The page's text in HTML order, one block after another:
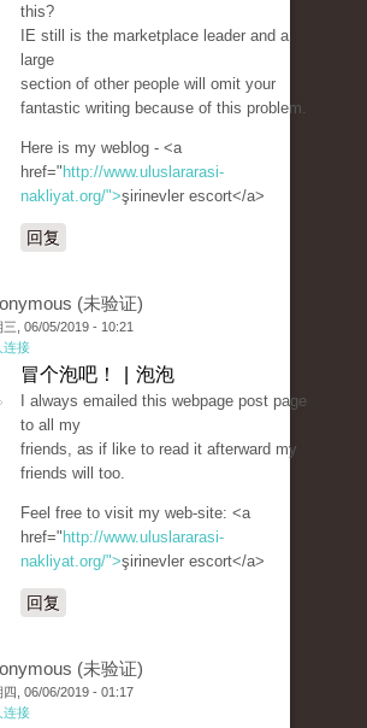
this?
IE still is the marketplace leader and a
large
section of other people will omit your
fantastic writing because of this problem.
Here is my weblog - <a
href=" http://www.uluslararasi-
nakliyat.org/">şirinevler escort</a>
回复
(未验证)
三, 06/05/2019 - 10:21
连接
冒个泡吧！ | 泡泡
I always emailed this webpage post page
to all my
friends, as if like to read it afterward my
friends will too.
Feel free to visit my web-site: <a
href=" http://www.uluslararasi-
nakliyat.org/">şirinevler escort</a>
回复
(未验证)
四, 06/06/2019 - 01:17
连接